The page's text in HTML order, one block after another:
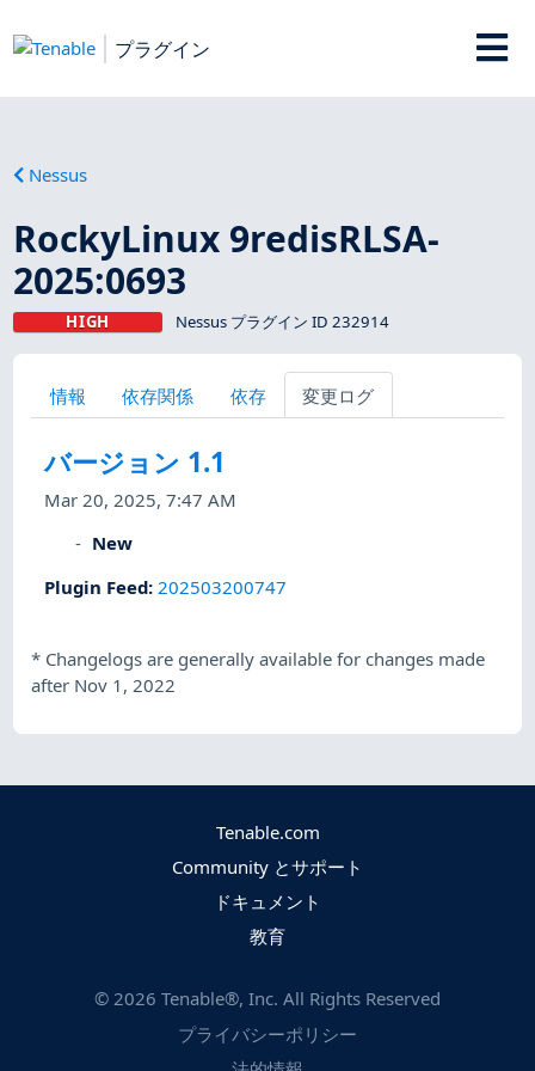
プラグイン
Nessus
RockyLinux 9redisRLSA-
2025:0693
HIGH Nessus プラグイン ID 232914
情報 依存関係 依存 変更ログ
バージョン 1.1
Mar 20, 2025, 7:47 AM
New
Plugin Feed: 202503200747
* Changelogs are generally available for changes made
after Nov 1, 2022
Tenable.com
Community とサポート
ドキュメント
教育
© 2026 Tenable®, Inc. All Rights Reserved
プライバシーポリシー